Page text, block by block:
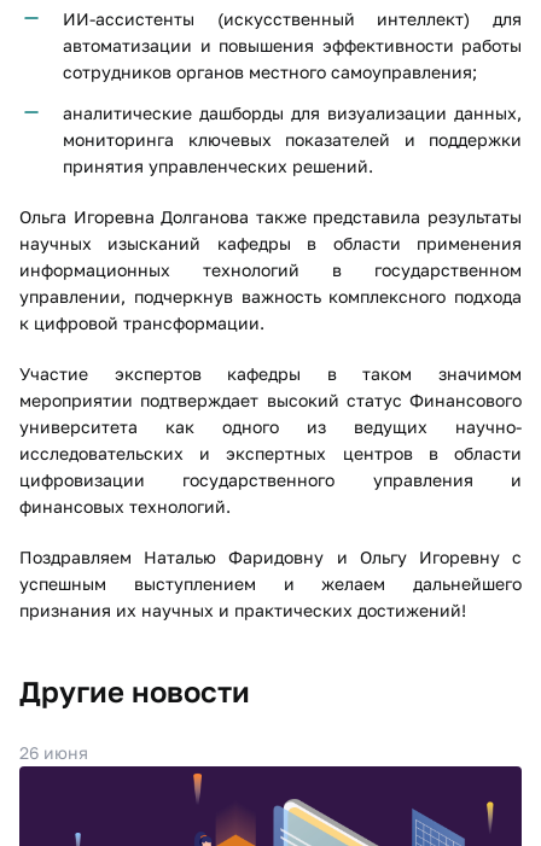
ИИ-ассистенты (искусственный интеллект) для
автоматизации и повышения эффективности работы
сотрудников органов местного самоуправления;
аналитические дашборды для визуализации данных,
мониторинга ключевых показателей и поддержки
принятия управленческих решений.
Ольга Игоревна Долганова также представила результаты
научных изысканий кафедры в области применения
информационных технологий в государственном
управлении, подчеркнув важность комплексного подхода
к цифровой трансформации.
Участие экспертов кафедры в таком значимом
мероприятии подтверждает высокий статус Финансового
университета как одного из ведущих научно-
исследовательских и экспертных центров в области
цифровизации государственного управления и
финансовых технологий.
Поздравляем Наталью Фаридовну и Ольгу Игоревну с
успешным выступлением и желаем дальнейшего
признания их научных и практических достижений!
Другие новости
26 июня